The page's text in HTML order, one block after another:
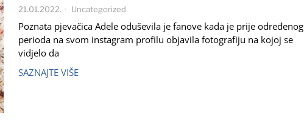
21.01.2022. Uncategorized
Poznata pjevačica Adele oduševila je fanove kada je prije određenog
perioda na svom instagram profilu objavila fotografiju na kojoj se
vidjelo da
SAZNAJTE VIŠE